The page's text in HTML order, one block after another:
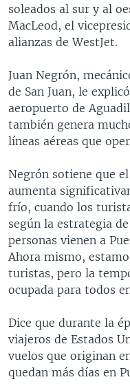
soleados al sur y al
MacLeod, el
alianzas de WestJet.
Juan Negrón,
de San Juan, le
aeropuerto de
también genera
líneas aéreas que
Negrón sotiene que
aumenta
frío, cuando los
según la estrategia
personas vienen a
Ahora mismo,
turistas, pero la
ocupada para todos
Dice que durante la
viajeros de Estados
vuelos que originan
quedan más días en